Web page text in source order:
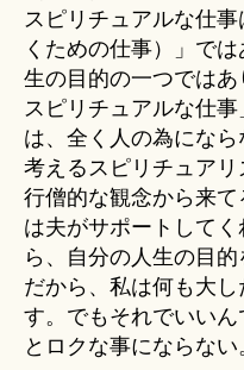
スピリチュアルな仕
くための仕事）」で
生の目的の一つでは
スピリチュアルな仕
は、全く人の為にな
考えるスピリチュア
行僧的な観念から来
は夫がサポートして
ら、自分の人生の目的
だから、私は何も大
す。でもそれでいい
とロクな事にならない